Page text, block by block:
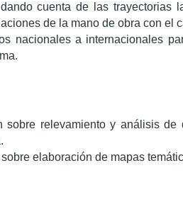
cuenta de las trayectorias
de la mano de obra con el
nacionales a internacionales
sobre relevamiento y análisis
elaboración de mapas